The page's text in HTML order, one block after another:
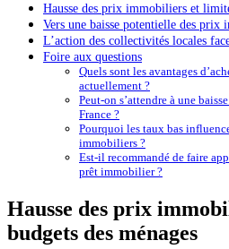
Hausse des prix immobiliers et
Vers une baisse potentielle des prix
L’action des collectivités locales
Foire aux questions
Quels sont les avantages
actuellement ?
Peut-on s’attendre à une
France ?
Pourquoi les taux bas
immobiliers ?
Est-il recommandé de faire
prêt immobilier ?
Hausse des prix
budgets des ménages